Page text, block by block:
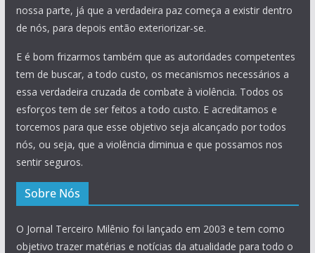
nossa parte, já que a verdadeira paz começa a existir dentro
de nós, para depois então exteriorizar-se.
E é bom frizarmos também que as autoridades competentes
tem de buscar, a todo custo, os mecanismos necessários a
essa verdadeira cruzada de combate à violência. Todos os
esforços tem de ser feitos a todo custo. E acreditamos e
torcemos para que esse objetivo seja alcançado por todos
nós, ou seja, que a violência diminua e que possamos nos
sentir seguros.
Sobre Nós
O Jornal Terceiro Milênio foi lançado em 2003 e tem como
objetivo trazer matérias e notícias da atualidade para todo o